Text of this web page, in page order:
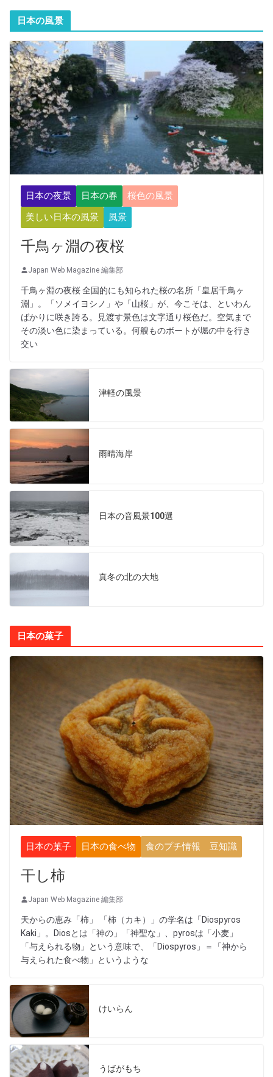
日本の風景
日本の夜景 日本の春
桜色の風景
美しい日本の風景
風景
千鳥ヶ淵の夜桜
Japan Web Magazine 編集部
千鳥ヶ淵の夜桜 全国的にも知られた桜の名所「皇居千鳥ヶ
淵」。「ソメイヨシノ」や「山桜」が、今こそは、といわん
ばかりに咲き誇る。見渡す景色は文字通り桜色だ。空気まで
その淡い色に染まっている。何艘ものボートが堀の中を行き
交い
津軽の風景
雨晴海岸
日本の音風景100選
真冬の北の大地
日本の菓子
日本の菓子 日本の食べ物 食のプチ情報 豆知識
干し柿
Japan Web Magazine 編集部
天からの恵み「柿」 「柿（カキ）」の学名は「Diospyros
Kaki」。Diosとは「神の」「神聖な」、pyrosは「小麦」
「与えられる物」という意味で、「Diospyros」＝「神から
与えられた食べ物」というような
けいらん
うばがもち